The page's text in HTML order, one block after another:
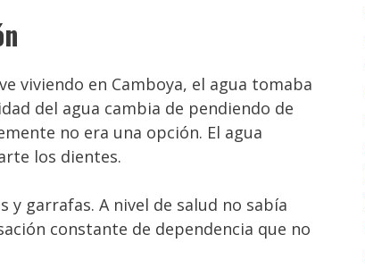
viviendo en Camboya, el agua tomaba
del agua cambia de pendiendo de
no era una opción. El agua
los dientes.
garrafas. A nivel de salud no sabía
constante de dependencia que no